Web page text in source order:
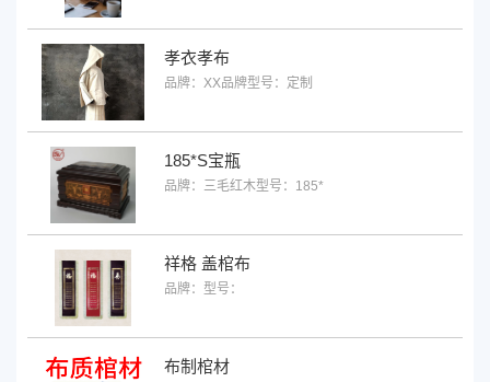
孝衣孝布
品牌：XX品牌型号：定制
185*S宝瓶
品牌：三毛红木型号：185*
祥格 盖棺布
品牌： 型号：
布制棺材